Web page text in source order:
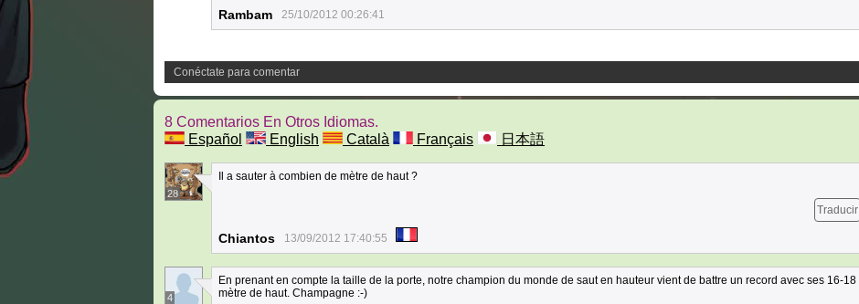
Rambam 25/10/2012 00:26:41
Conéctate para comentar
8 Comentarios En Otros Idiomas.
Español
English Català Français 日本語
28
Il a sauter à combien de mètre de haut ?
Traducir
Chiantos 13/09/2012 17:40:55
4
En prenant en compte la taille de la porte, notre champion du monde de saut en hauteur vient de battre un record avec ses 16-18
mètre de haut. Champagne :-)